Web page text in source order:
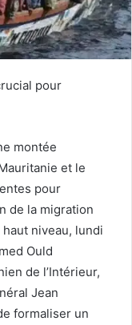
pour
montée
et le
pour
de la migration
niveau, lundi
Ould
de l’Intérieur,
Jean
formaliser un